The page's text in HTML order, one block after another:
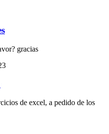
gracias
de excel, a pedido de los